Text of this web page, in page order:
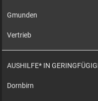
Gmunden
Vertrieb
AUSHILFE* IN
Dornbirn